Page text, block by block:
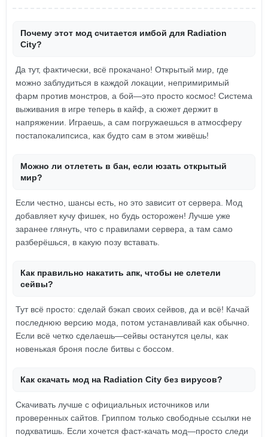
Почему этот мод считается имбой для Radiation
City?
Да тут, фактически, всё прокачано! Открытый мир, где
можно заблудиться в каждой локации, непримиримый
фарм против монстров, а бой—это просто космос! Система
выживания в игре теперь в кайф, а сюжет держит в
напряжении. Играешь, а сам погружаешься в атмосферу
постапокалипсиса, как будто сам в этом живёшь!
Можно ли отлететь в бан, если юзать открытый
мир?
Если честно, шансы есть, но это зависит от сервера. Мод
добавляет кучу фишек, но будь осторожен! Лучше уже
заранее глянуть, что с правилами сервера, а там само
разберёшься, в какую позу вставать.
Как правильно накатить апк, чтобы не слетели
сейвы?
Тут всё просто: сделай бэкап своих сейвов, да и всё! Качай
последнюю версию мода, потом устанавливай как обычно.
Если всё четко сделаешь—сейвы останутся целы, как
новенькая броня после битвы с боссом.
Как скачать мод на Radiation City без вирусов?
Скачивать лучше с официальных источников или
проверенных сайтов. Гриппом только свободные ссылки не
подхватишь. Если хочется фаст-качать мод—просто следи